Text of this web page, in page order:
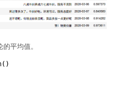
平均值。